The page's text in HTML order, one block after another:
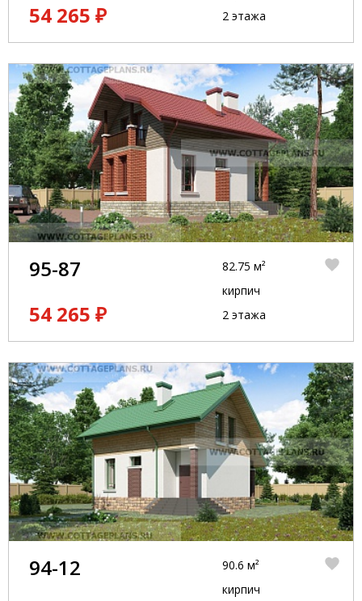
54 265 ₽
2 этажа
95-87
54 265 ₽
82.75 м²
кирпич
2 этажа
94-12
90.6 м²
кирпич